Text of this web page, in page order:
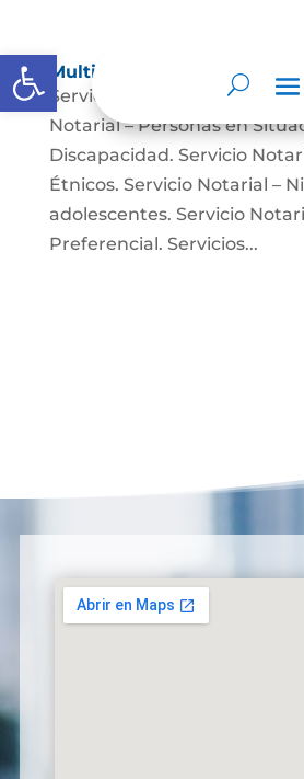
Abrir barra de herramientas
Multimedia
Servicio Notarial – Fuerzas
Notarial – Personas en
Discapacidad. Servicio
Étnicos. Servicio Notarial –
adolescentes. Servicio
Preferencial. Servicios...